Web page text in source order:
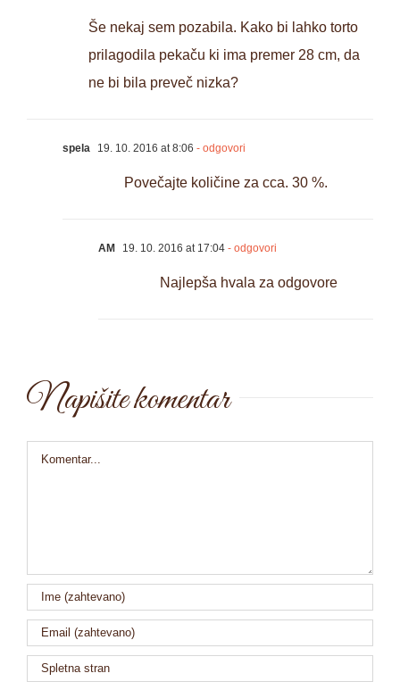
Še nekaj sem pozabila. Kako bi lahko torto
prilagodila pekaču ki ima premer 28 cm, da
ne bi bila preveč nizka?
spela 19. 10. 2016 at 8:06 - odgovori
Povečajte količine za cca. 30 %.
AM 19. 10. 2016 at 17:04 - odgovori
Najlepša hvala za odgovore
Napišite komentar
Comment